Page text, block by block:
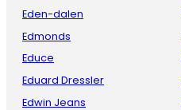
Eden-dalen
Edmonds
Educe
Eduard Dressler
Edwin Jeans